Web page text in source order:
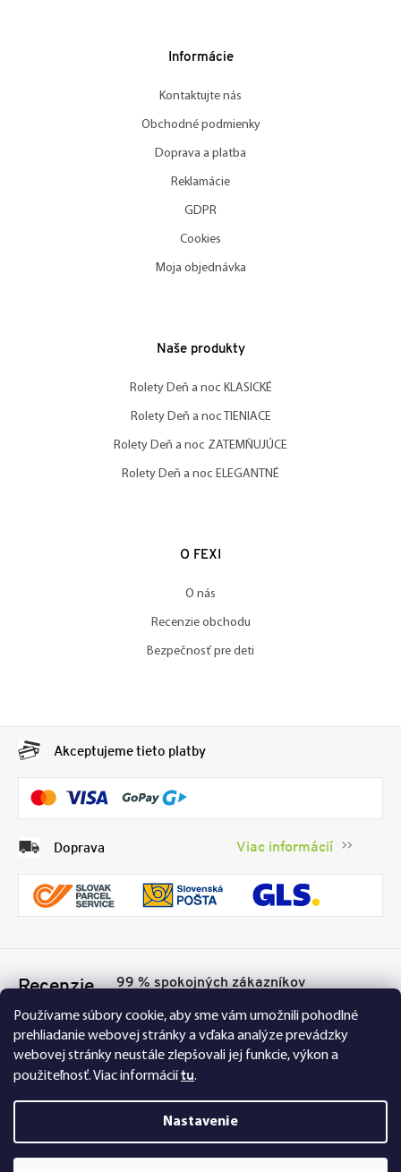
Používame súbory cookie, aby sme vám umožnili pohodlné
prehliadanie webovej stránky a vďaka analýze prevádzky
webovej stránky neustále zlepšovali jej funkcie, výkon a
použiteľnosť.Viac informáciítu.
Nastavenie
Informácie
Kontaktujte nás
Obchodné podmienky
Doprava a platba
Reklamácie
GDPR
Cookies
Moja objednávka
Naše produkty
Rolety Deň a noc KLASICKÉ
Rolety Deň a noc TIENIACE
Rolety Deň a noc ZATEMŇUJÚCE
Rolety Deň a noc ELEGANTNÉ
O FEXI
O nás
Recenzie obchodu
Bezpečnosť pre deti
Akceptujeme tieto platby
Doprava Viac informácií
Recenzie 99 % spokojných zákazníkov